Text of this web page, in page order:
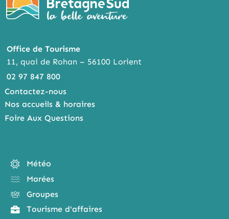
Office de Tourisme
11, quai de Rohan – 56100 Lorient
02 97 847 800
Contactez-nous
Nos accueils & horaires
Foire Aux Questions
Météo
Marées
Groupes
Tourisme d'affaires